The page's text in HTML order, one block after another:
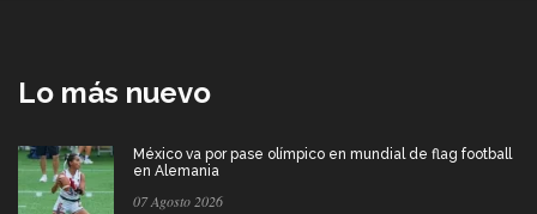
Lo más nuevo
México va por pase olímpico en mundial de flag football
en Alemania
07 Agosto 2026